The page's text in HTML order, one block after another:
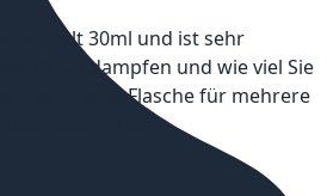
enthält 30ml und ist sehr
oft Sie dampfen und wie viel Sie
kann eine Flasche für mehrere